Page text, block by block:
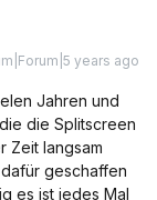
years ago
Jahren und
die Splitscreen
Zeit langsam
geschaffen
es ist jedes Mal